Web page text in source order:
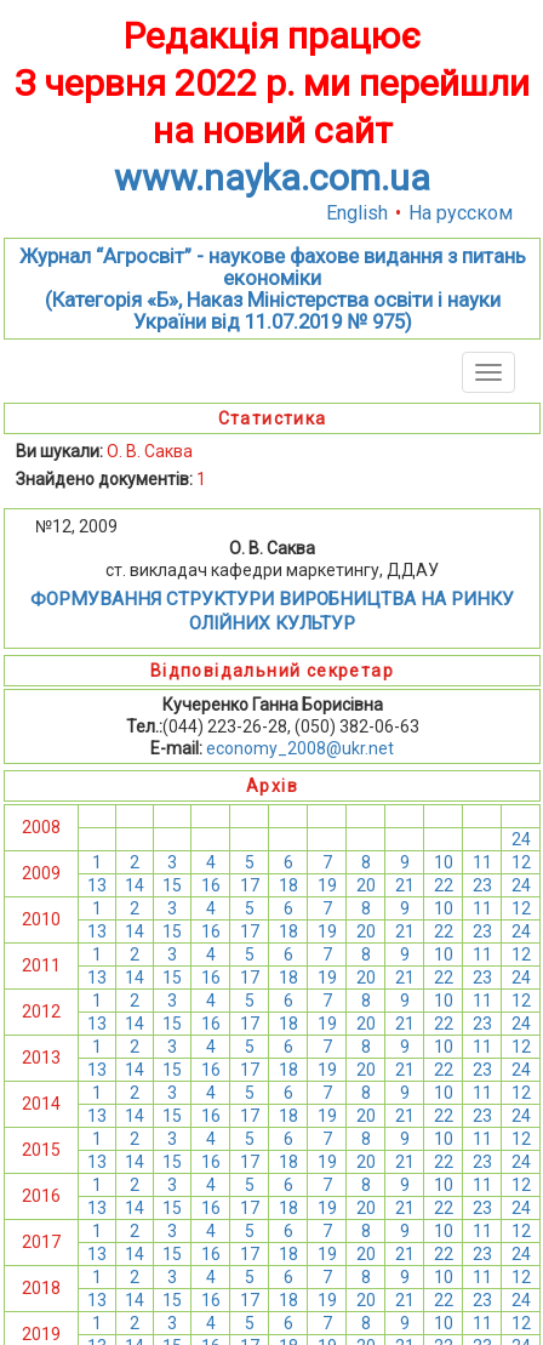
Редакція працює
З червня 2022 р. ми перейшли
на новий сайт
www.nayka.com.ua
English • На русском
Журнал “Агросвіт” - наукове фахове видання з питань
економіки
(Категорія «Б», Наказ Міністерства освіти і науки
України від 11.07.2019 № 975)
Toggle
Статистика
Ви шукали:О. В. Саква
Знайдено документів: 1
№12, 2009
О. В. Саква
ст. викладач кафедри маркетингу, ДДАУ
ФОРМУВАННЯ СТРУКТУРИ ВИРОБНИЦТВА НА РИНКУ
ОЛІЙНИХ КУЛЬТУР
Відповідальний секретар
Кучеренко Ганна Борисівна
Тел.:(044) 223-26-28, (050) 382-06-63
E-mail:economy_2008@ukr.net
Архів
2008
24
2009
1 2 3 4 5 6 7 8 9 10 11
12
13
14 15 16 17 18 19 20 21 22 23
24
2010
1 2 3 4 5 6 7 8 9 10 11
12
13
14 15 16 17 18 19 20 21 22 23
24
2011
1 2 3 4 5 6 7 8 9 10 11
12
13
14 15 16 17 18 19 20 21 22 23
24
2012
1 2 3 4 5 6 7 8 9 10 11
12
13
14 15 16 17 18 19 20 21 22 23
24
2013
1 2 3 4 5 6 7 8 9 10 11
12
13
14 15 16 17 18 19 20 21 22 23
24
2014
1 2 3 4 5 6 7 8 9 10 11
12
13
14 15 16 17 18 19 20 21 22 23
24
2015
1 2 3 4 5 6 7 8 9 10 11
12
13
14 15 16 17 18 19 20 21 22 23
24
2016
1 2 3 4 5 6 7 8 9 10 11
12
13
14 15 16 17 18 19 20 21 22 23
24
2017
1 2 3 4 5 6 7 8 9 10 11
12
13
14 15 16 17 18 19 20 21 22 23
24
2018
1 2 3 4 5 6 7 8 9 10 11
12
13
14 15 16 17 18 19 20 21 22 23
24
2019
1 2 3 4 5 6 7 8 9 10 11
12